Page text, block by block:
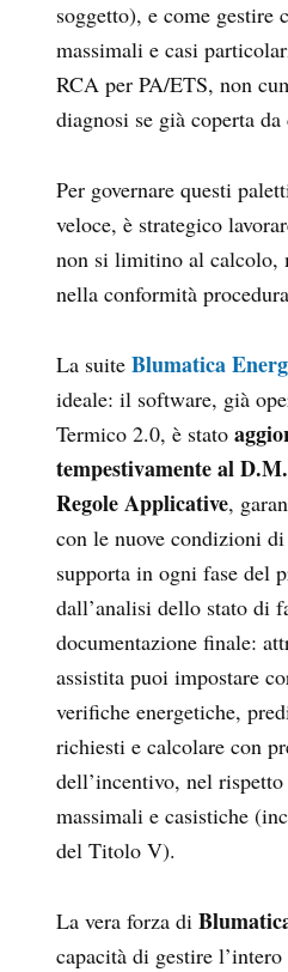
soggetto), e come gestire
massimali e casi
RCA per PA/ETS, non
diagnosi se già coperta
Per governare questi
veloce, è strategico
non si limitino al calcolo,
nella conformità
La suite Blumatica
ideale: il software, già
Termico 2.0, è stato
tempestivamente al
Regole Applicative,
con le nuove condizioni
supporta in ogni fase del
dall’analisi dello stato di
documentazione finale:
assistita puoi impostare
verifiche energetiche,
richiesti e calcolare con
dell’incentivo, nel
massimali e casistiche
del Titolo V).
La vera forza di
capacità di gestire